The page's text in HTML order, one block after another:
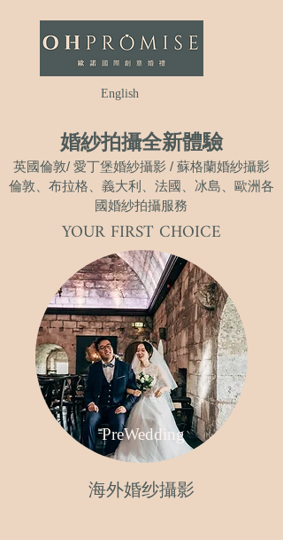
English
婚紗拍攝全新體驗
英國倫敦/ 愛丁堡婚紗攝影 / 蘇格蘭婚紗攝影
倫敦、布拉格、義大利、法國、冰島、歐洲各
國婚紗拍攝服務
YOUR FIRST CHOICE
PreWedding
海外婚纱攝影